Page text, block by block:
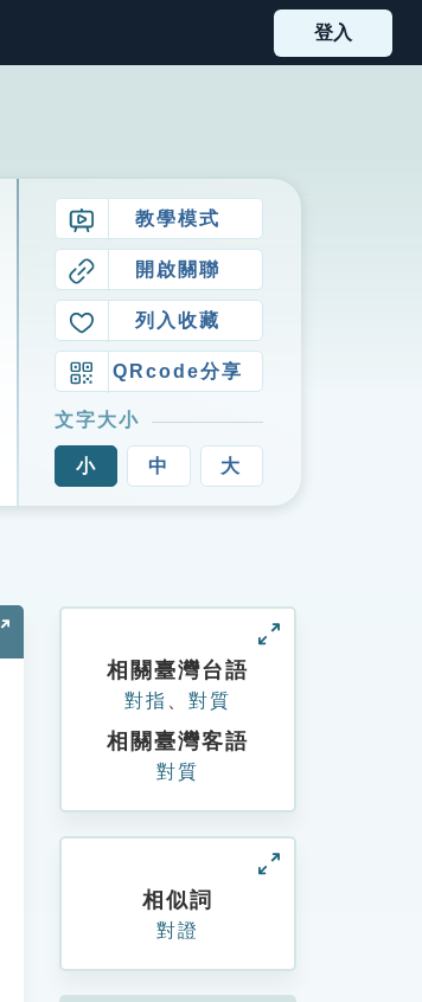
登入
教學模式
開啟關聯
列入收藏
QRcode分享
文字大小
小 中 大
相關臺灣台語
對指 對質
相關臺灣客語
對質
相似詞
對證